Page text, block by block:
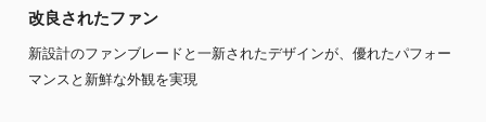
改良されたファン
新設計のファンブレードと一新されたデザインが、優れたパフォー
マンスと新鮮な外観を実現